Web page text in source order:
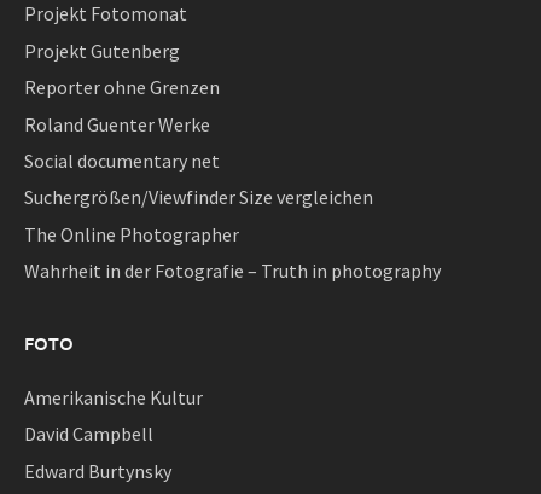
Projekt Fotomonat
Projekt Gutenberg
Reporter ohne Grenzen
Roland Guenter Werke
Social documentary net
Suchergrößen/Viewfinder Size vergleichen
The Online Photographer
Wahrheit in der Fotografie – Truth in photography
FOTO
Amerikanische Kultur
David Campbell
Edward Burtynsky